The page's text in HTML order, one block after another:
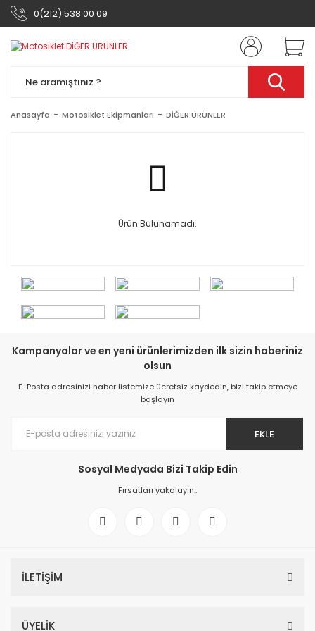
0(212) 538 00 09
Anasayfa Motosiklet Ekipmanları DİĞER ÜRÜNLER
Ürün Bulunamadı.
Kampanyalar ve en yeni ürünlerimizden ilk sizin haberiniz
olsun
E-Posta adresinizi haber listemize ücretsiz kaydedin, bizi takip etmeye
başlayın
EKLE
Sosyal Medyada Bizi Takip Edin
Fırsatları yakalayın..
İLETİŞİM
ÜYELİK